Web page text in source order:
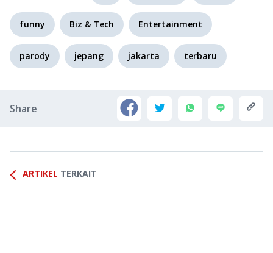
funny Biz & Tech Entertainment
parody jepang jakarta terbaru
Share
ARTIKEL TERKAIT